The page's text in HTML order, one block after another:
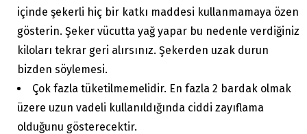
içinde şekerli hiç bir katkı maddesi kullanmamaya özen
gösterin. Şeker vücutta yağ yapar bu nedenle verdiğiniz
kiloları tekrar geri alırsınız. Şekerden uzak durun
bizden söylemesi.
Çok fazla tüketilmemelidir. En fazla 2 bardak olmak
üzere uzun vadeli kullanıldığında ciddi zayıflama
olduğunu gösterecektir.